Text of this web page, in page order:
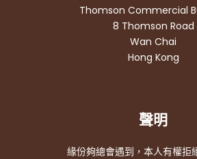
Thomson Commercial
8 Thomson Road
Wan Chai
Hong Kong
聲明
緣份夠總會遇到，本人有權拒